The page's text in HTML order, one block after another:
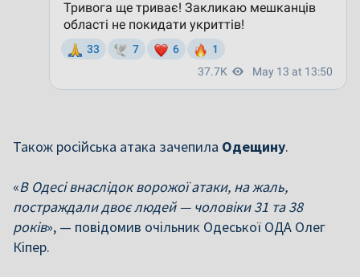
Також російська атака зачепила Одещину.
«В Одесі внаслідок ворожої атаки, на жаль,
постраждали двоє людей — чоловіки 31 та 38
років», — повідомив очільник Одеської ОДА Олег
Кіпер.